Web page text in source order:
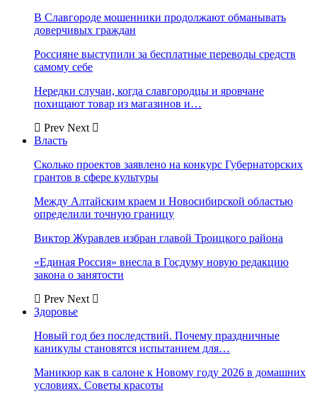
В Славгороде мошенники продолжают обманывать
доверчивых граждан
Россияне выступили за бесплатные переводы средств
самому себе
Нередки случаи, когда славгородцы и яровчане
похищают товар из магазинов и…
Prev Next
Власть
Сколько проектов заявлено на конкурс Губернаторских
грантов в сфере культуры
Между Алтайским краем и Новосибирской областью
определили точную границу
Виктор Журавлев избран главой Троицкого района
«Единая Россия» внесла в Госдуму новую редакцию
закона о занятости
Prev Next
Здоровье
Новый год без последствий. Почему праздничные
каникулы становятся испытанием для…
Маникюр как в салоне к Новому году 2026 в домашних
условиях. Советы красоты